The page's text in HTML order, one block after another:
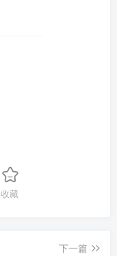
收藏
下一篇